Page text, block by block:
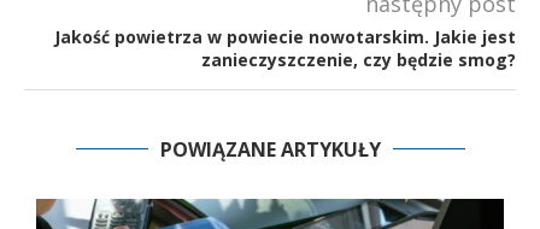
Jakość powietrza w powiecie nowotarskim. Jakie jest
zanieczyszczenie, czy będzie smog?
POWIĄZANE ARTYKUŁY